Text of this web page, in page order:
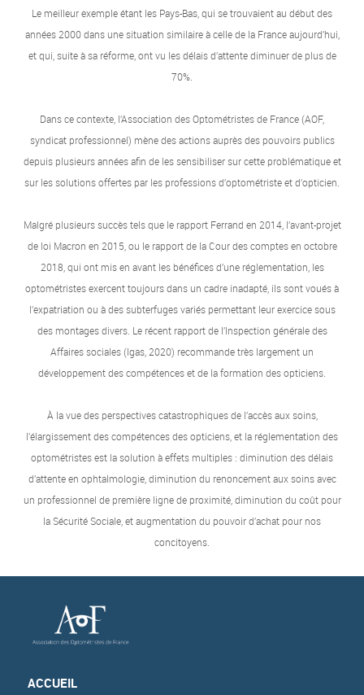
Le meilleur exemple étant les Pays-Bas, qui se trouvaient au début des
années 2000 dans une situation similaire à celle de la France aujourd’hui,
et qui, suite à sa réforme, ont vu les délais d’attente diminuer de plus de
70%.
Dans ce contexte, l’Association des Optométristes de France (AOF,
syndicat professionnel) mène des actions auprès des pouvoirs publics
depuis plusieurs années afin de les sensibiliser sur cette problématique et
sur les solutions offertes par les professions d’optométriste et d’opticien.
Malgré plusieurs succès tels que le rapport Ferrand en 2014, l’avant-projet
de loi Macron en 2015, ou le rapport de la Cour des comptes en octobre
2018, qui ont mis en avant les bénéfices d’une réglementation, les
optométristes exercent toujours dans un cadre inadapté, ils sont voués à
l’expatriation ou à des subterfuges variés permettant leur exercice sous
des montages divers. Le récent rapport de l’Inspection générale des
Affaires sociales (Igas, 2020) recommande très largement un
développement des compétences et de la formation des opticiens.
À la vue des perspectives catastrophiques de l’accès aux soins,
l’élargissement des compétences des opticiens, et la réglementation des
optométristes est la solution à effets multiples : diminution des délais
d’attente en ophtalmologie, diminution du renoncement aux soins avec
un professionnel de première ligne de proximité, diminution du coût pour
la Sécurité Sociale, et augmentation du pouvoir d’achat pour nos
concitoyens.
ACCUEIL